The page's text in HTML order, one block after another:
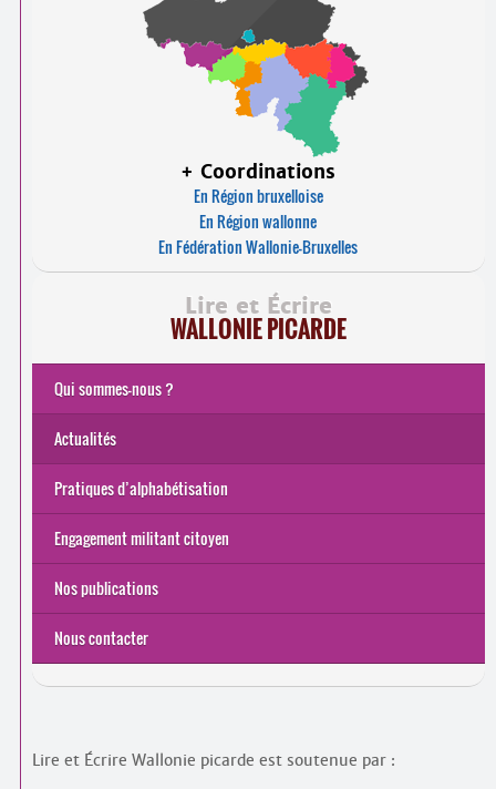
+ Coordinations
En Région bruxelloise
En Région wallonne
En Fédération Wallonie-Bruxelles
Lire et Écrire
WALLONIE PICARDE
Qui sommes-nous ?
Actualités
Pratiques d’alphabétisation
Engagement militant citoyen
Nos publications
Nous contacter
Lire et Écrire Wallonie picarde est soutenue par :